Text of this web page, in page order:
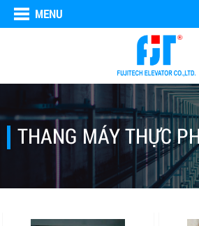
MENU
THANG MÁY THỰC